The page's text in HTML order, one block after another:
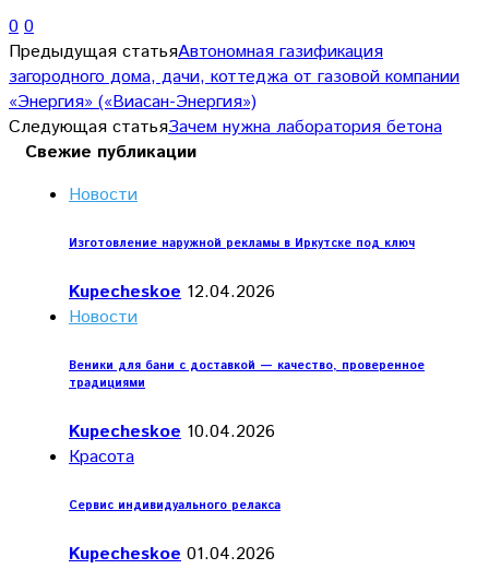
0 0
Предыдущая статьяАвтономная газификация
загородного дома, дачи, коттеджа от газовой компании
«Энергия» («Виасан-Энергия»)
Следующая статьяЗачем нужна лаборатория бетона
Свежие публикации
Новости
Изготовление наружной рекламы в Иркутске под ключ
Kupecheskoe 12.04.2026
Новости
Веники для бани с доставкой — качество, проверенное
традициями
Kupecheskoe 10.04.2026
Красота
Сервис индивидуального релакса
Kupecheskoe 01.04.2026